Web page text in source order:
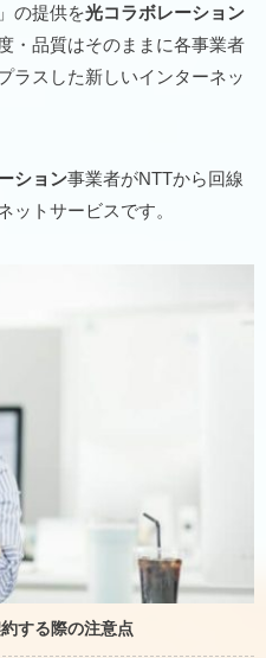
の提供を光コラボレーション
・品質はそのままに各事業者
ラスした新しいインターネッ
ション事業者がNTTから回線
ットサービスです。
する際の注意点